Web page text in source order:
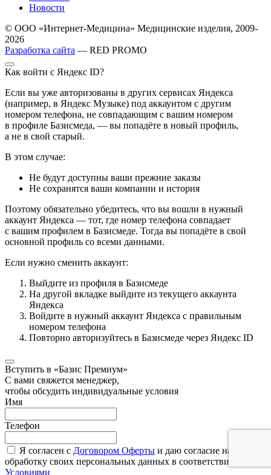
Новости
© ООО «Интернет-Медицина» Медицинские изделия, 2009-
2026
Разработка сайта — RED PROMO
Как войти с Яндекс ID?
Если вы уже авторизованы в других сервисах Яндекса
(например, в Яндекс Музыке) под аккаунтом с другим
номером телефона, не совпадающим с вашим номером
в профиле Базисмеда, — вы попадёте в новый профиль,
а не в свой старый.
В этом случае:
Не будут доступны ваши прежние заказы
Не сохранятся ваши компании и история
Поэтому обязательно убедитесь, что вы вошли в нужный
аккаунт Яндекса — тот, где номер телефона совпадает
с вашим профилем в Базисмеде. Тогда вы попадёте в свой
основной профиль со всеми данными.
Если нужно сменить аккаунт:
Выйдите из профиля в Базисмеде
На другой вкладке выйдите из текущего аккаунта
Яндекса
Войдите в нужный аккаунт Яндекса с правильным
номером телефона
Повторно авторизуйтесь в Базисмеде через Яндекс ID
Вступить в «Базис Премиум»
С вами свяжется менеджер,
чтобы обсудить индивидуальные условия
Имя
Телефон
Я согласен с Договором Оферты и даю согласие на
обработку своих персональных данных в соответствии с
Условиями